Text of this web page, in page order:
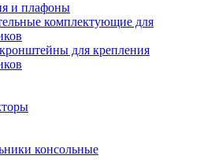
и плафоны
комплектующие для
для крепления
консольные